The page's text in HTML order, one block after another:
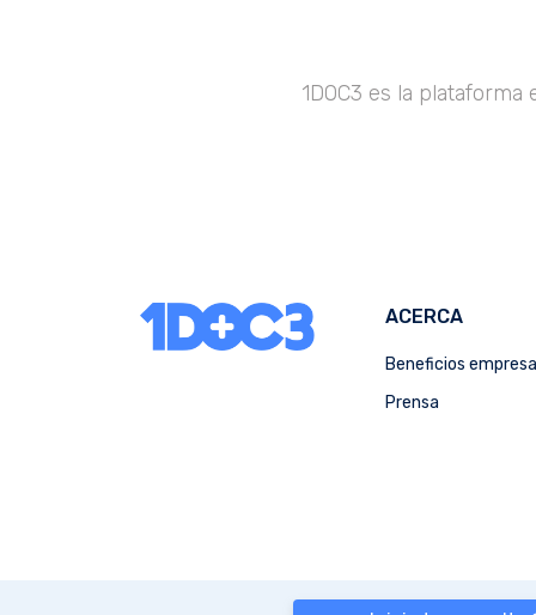
1DOC3 es la
ACERCA
Beneficios
Prensa